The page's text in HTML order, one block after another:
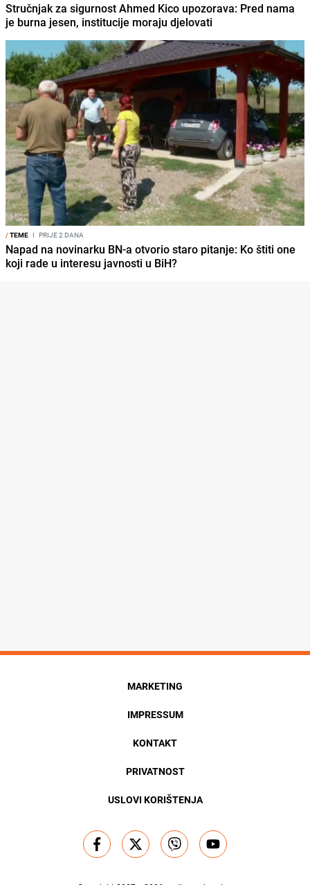
Stručnjak za sigurnost Ahmed Kico upozorava: Pred nama
je burna jesen, institucije moraju djelovati
/TEME I PRIJE 2 DANA
Napad na novinarku BN-a otvorio staro pitanje: Ko štiti one
koji rade u interesu javnosti u BiH?
MARKETING
IMPRESSUM
KONTAKT
PRIVATNOST
USLOVI KORIŠTENJA